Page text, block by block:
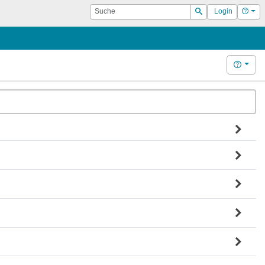
Suche
Suchen
Login Hilfe
Hilfe